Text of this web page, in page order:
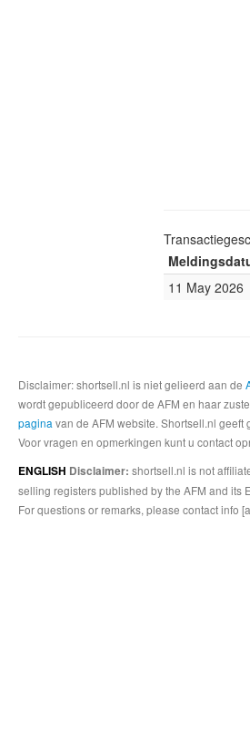
11 May 2026
Disclaimer: shortsell.nl is niet gelieerd aan de
wordt gepubliceerd door de AFM en haar
pagina van de AFM website. Shortsell.nl
Voor vragen en opmerkingen kunt u contact
ENGLISH Disclaimer: shortsell.nl is not
selling registers published by the AFM and its
For questions or remarks, please contact info